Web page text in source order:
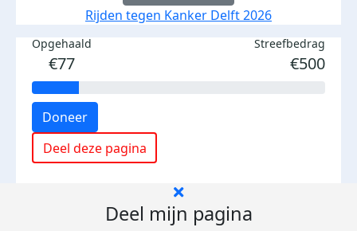
Rijden tegen Kanker Delft 2026
Opgehaald
€77
Streefbedrag
€500
Doneer
Deel deze pagina
Deel mijn pagina